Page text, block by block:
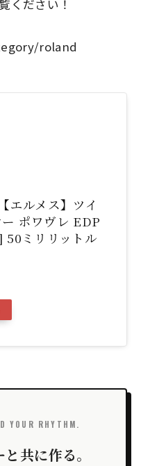
ください！
roland
エルメス】ツイ
ポワヴレ EDP
ミリリットル
YOUR RHYTHM.
共に作る。